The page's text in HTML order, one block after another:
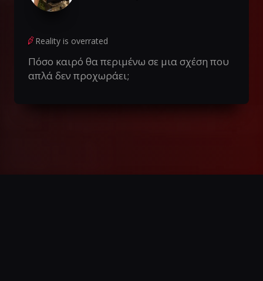
Reality is overrated
Πόσο καιρό θα περιμένω σε μια σχέση που
απλά δεν προχωράει;